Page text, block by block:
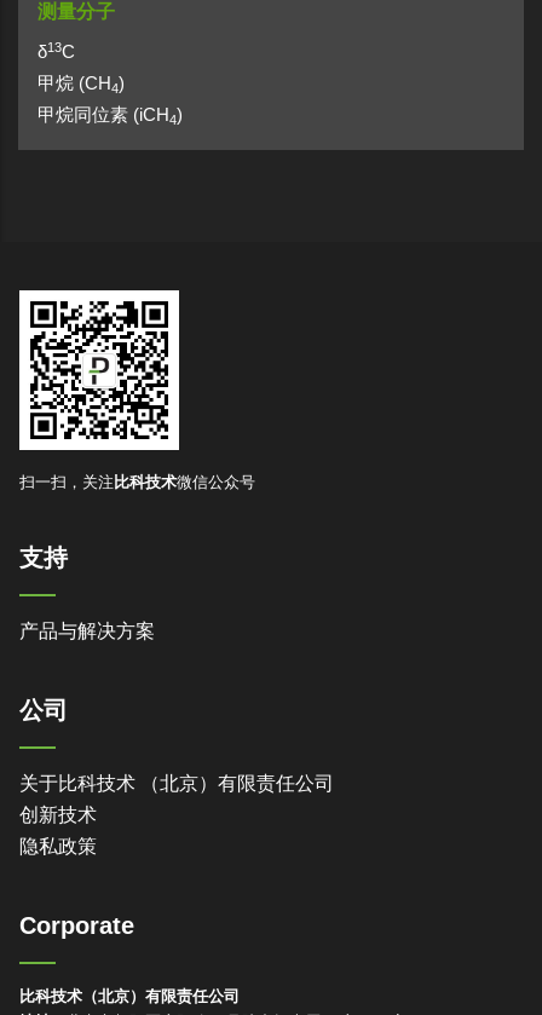
测量分子
δ13C
甲烷 (CH4)
甲烷同位素 (iCH4)
扫一扫，关注 比科技术微信公众号
支持
产品与解决方案
公司
关于比科技术 （北京）有限责任公司
创新技术
隐私政策
Corporate
比科技术（北京）有限责任公司